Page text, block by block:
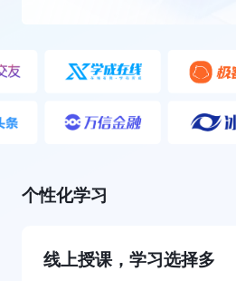
个性化学习
线上授课，学习选择多